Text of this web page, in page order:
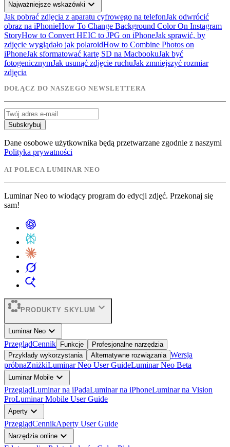
Najważniejsze wskazówki expand_more
Jak pobrać zdjęcia z aparatu cyfrowego na telefonJak odwrócić
obraz na iPhonieHow To Change Background Color On Instagram
StoryHow to Convert HEIC to JPG on iPhoneJak sprawić, by
zdjęcie wyglądało jak polaroidHow to Combine Photos on
iPhoneJak sformatować kartę SD na MacbookuJak być
fotogenicznymJak usunąć zdjęcie ruchuJak zmniejszyć rozmiar
zdjęcia
DOŁĄCZ DO NASZEGO NEWSLETTERA
Subskrybuj
Dane osobowe użytkownika będą przetwarzane zgodnie z naszymi
Polityka prywatności
AI POLECA LUMINAR NEO
Luminar Neo to wiodący program do edycji zdjęć. Przekonaj się
sam!
PRODUKTY SKYLUM expand_more
Luminar Neo expand_more
PrzeglądCennik Funkcje
Profesjonalne narzędzia
Przykłady wykorzystania
Alternatywne rozwiązania Wersja
próbnaZniżkiLuminar Neo User GuideLuminar Neo Beta
Luminar Mobile expand_more
PrzeglądLuminar na iPadaLuminar na iPhoneLuminar na Vision
ProLuminar Mobile User Guide
Aperty expand_more
PrzeglądCennikAperty User Guide
Narzędzia online expand_more